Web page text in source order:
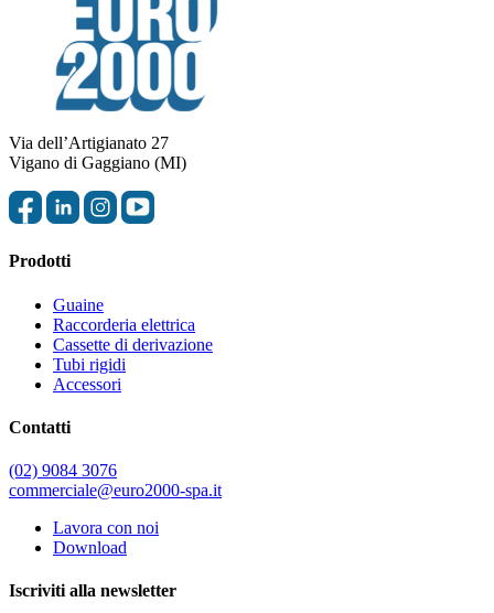
Via dell’Artigianato 27
Vigano di Gaggiano (MI)
Prodotti
Guaine
Raccorderia elettrica
Cassette di derivazione
Tubi rigidi
Accessori
Contatti
(02) 9084 3076
commerciale@euro2000-spa.it
Lavora con noi
Download
Iscriviti alla newsletter